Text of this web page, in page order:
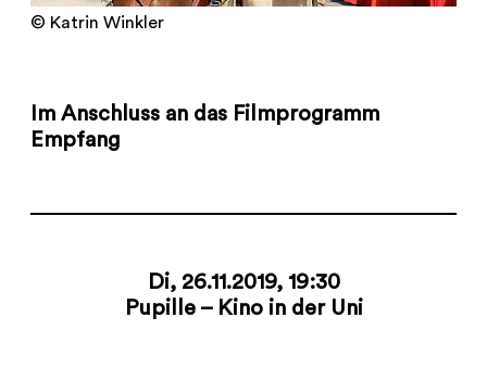
© Katrin Winkler
Im Anschluss an das Filmprogramm
Empfang
Di, 26.11.2019, 19:30
Pupille – Kino in der Uni